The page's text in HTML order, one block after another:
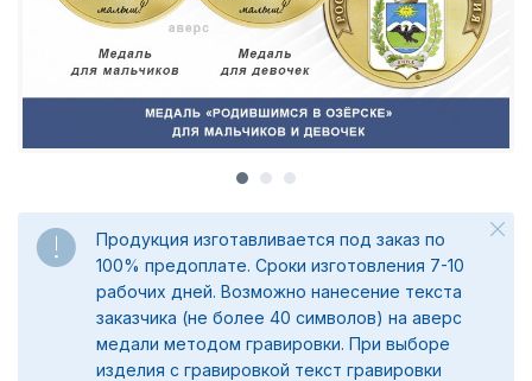
Продукция изготавливается под заказ по
100% предоплате. Сроки изготовления 7-10
рабочих дней. Возможно нанесение текста
заказчика (не более 40 символов) на аверс
медали методом гравировки. При выборе
изделия с гравировкой текст гравировки